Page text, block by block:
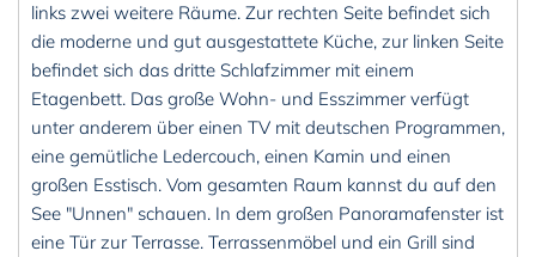
links zwei weitere Räume. Zur rechten Seite befindet sich
die moderne und gut ausgestattete Küche, zur linken Seite
befindet sich das dritte Schlafzimmer mit einem
Etagenbett. Das große Wohn- und Esszimmer verfügt
unter anderem über einen TV mit deutschen Programmen,
eine gemütliche Ledercouch, einen Kamin und einen
großen Esstisch. Vom gesamten Raum kannst du auf den
See "Unnen" schauen. In dem großen Panoramafenster ist
eine Tür zur Terrasse. Terrassenmöbel und ein Grill sind